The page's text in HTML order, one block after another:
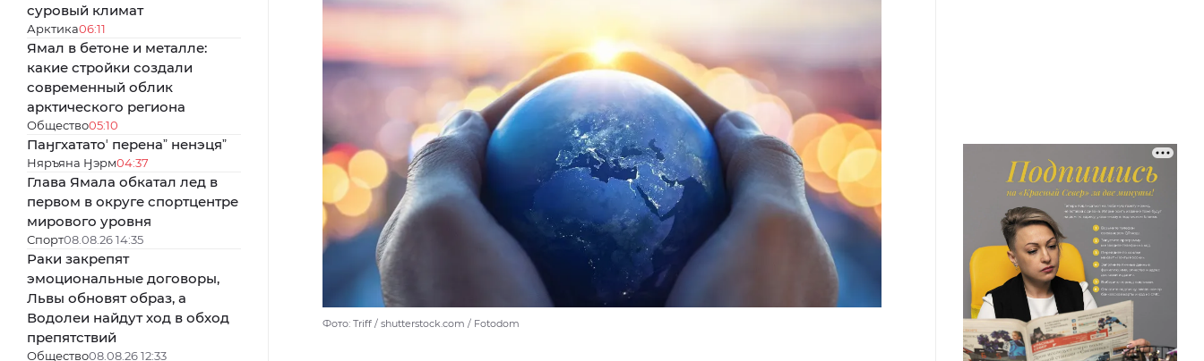
суровый климат
Арктика06:11
Ямал в бетоне и металле:
какие стройки создали
современный облик
арктического региона
Общество05:10
Паӈгхататоʼ перенаˮ ненэцяˮ
Няръяна Ӈэрм04:37
Глава Ямала обкатал лед в
первом в округе спортцентре
мирового уровня
Спорт08.08.26 14:35
Раки закрепят
эмоциональные договоры,
Львы обновят образ, а
Водолеи найдут ход в обход
препятствий
Общество08.08.26 12:33
Фото: Triff / shutterstock.com / Fotodom